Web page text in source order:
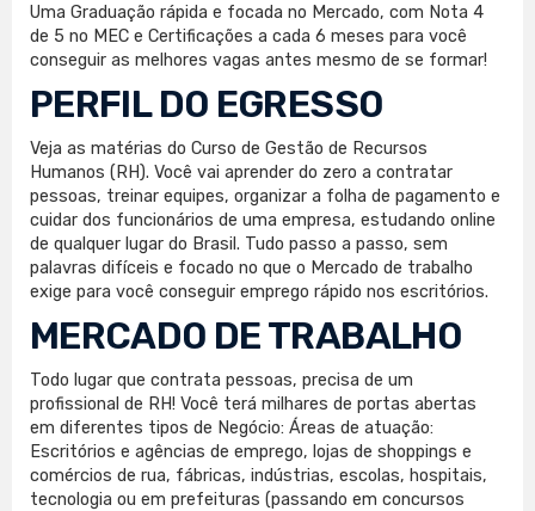
Uma Graduação rápida e focada no Mercado, com Nota 4
de 5 no MEC e Certificações a cada 6 meses para você
conseguir as melhores vagas antes mesmo de se formar!
PERFIL DO EGRESSO
Veja as matérias do Curso de Gestão de Recursos
Humanos (RH). Você vai aprender do zero a contratar
pessoas, treinar equipes, organizar a folha de pagamento e
cuidar dos funcionários de uma empresa, estudando online
de qualquer lugar do Brasil. Tudo passo a passo, sem
palavras difíceis e focado no que o Mercado de trabalho
exige para você conseguir emprego rápido nos escritórios.
MERCADO DE TRABALHO
Todo lugar que contrata pessoas, precisa de um
profissional de RH! Você terá milhares de portas abertas
em diferentes tipos de Negócio: Áreas de atuação:
Escritórios e agências de emprego, lojas de shoppings e
comércios de rua, fábricas, indústrias, escolas, hospitais,
tecnologia ou em prefeituras (passando em concursos